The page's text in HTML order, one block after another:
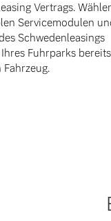
Vertrags.
Servicemodulen
Schwedenleasings
Fuhrparks bereits